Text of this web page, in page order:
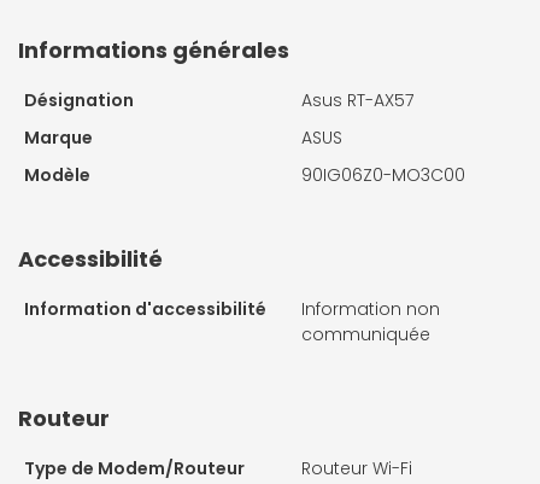
Informations générales
Désignation
Asus RT-AX57
Marque
ASUS
Modèle
90IG06Z0-MO3C00
Accessibilité
Information d'accessibilité
Information non
communiquée
Routeur
Type de Modem/Routeur
Routeur Wi-Fi